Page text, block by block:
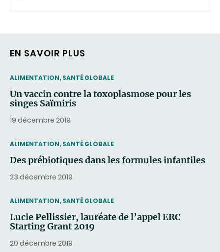
EN SAVOIR PLUS
THEMATIC
ALIMENTATION, SANTÉ GLOBALE
Un vaccin contre la toxoplasmose pour les
singes Saïmiris
19 décembre 2019
THEMATIC
ALIMENTATION, SANTÉ GLOBALE
Des prébiotiques dans les formules infantiles
23 décembre 2019
THEMATIC
ALIMENTATION, SANTÉ GLOBALE
Lucie Pellissier, lauréate de l’appel ERC
Starting Grant 2019
20 décembre 2019